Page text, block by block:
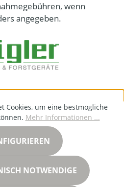
wenn
angegeben.
Cookies, um eine bestmögliche
Mehr Informationen ...
NOTWENDIGE